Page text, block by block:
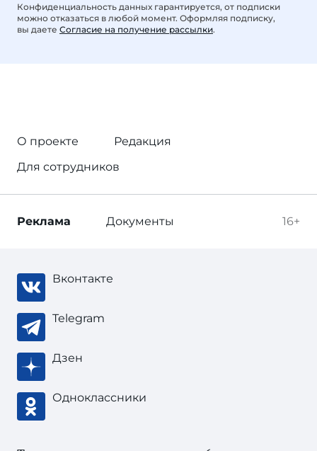
Конфиденциальность данных гарантируется, от подписки
можно отказаться в любой момент. Оформляя подписку,
вы даете Согласие на получение рассылки.
О проекте
Редакция
Для сотрудников
16+
Реклама Документы
Вконтакте
Telegram
Дзен
Одноклассники